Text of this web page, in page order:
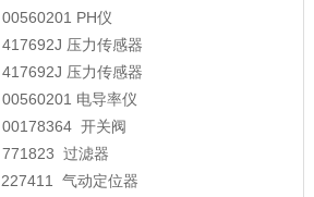
00560201 PH仪
417692J 压力传感器
417692J 压力传感器
00560201 电导率仪
00178364 开关阀
771823 过滤器
227411
气动定位器